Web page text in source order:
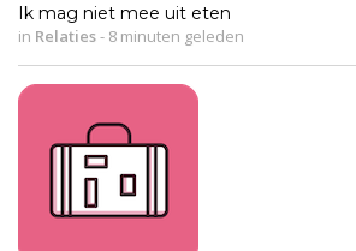
Ik mag niet mee uit eten
in Relaties- 8 minuten geleden